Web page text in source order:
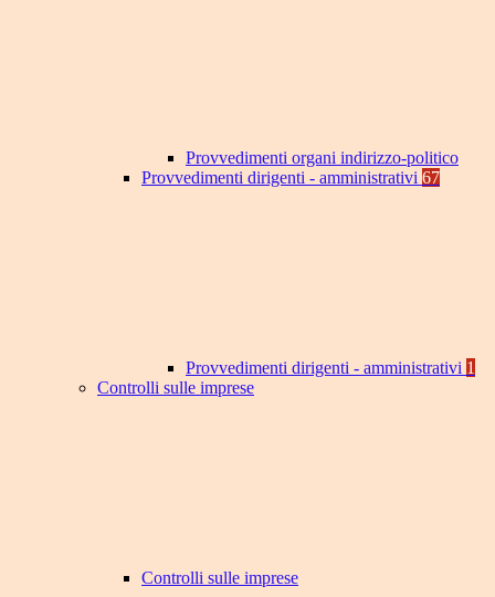
Provvedimenti organi indirizzo-politico
Provvedimenti dirigenti - amministrativi 67
Provvedimenti dirigenti - amministrativi 1
Controlli sulle imprese
Controlli sulle imprese